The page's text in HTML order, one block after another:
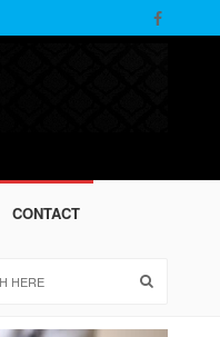
CONTACT